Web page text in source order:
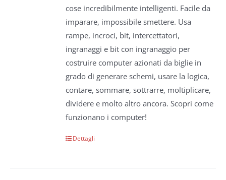
cose incredibilmente intelligenti. Facile da
imparare, impossibile smettere. Usa
rampe, incroci, bit, intercettatori,
ingranaggi e bit con ingranaggio per
costruire computer azionati da biglie in
grado di generare schemi, usare la logica,
contare, sommare, sottrarre, moltiplicare,
dividere e molto altro ancora. Scopri come
funzionano i computer!
Dettagli